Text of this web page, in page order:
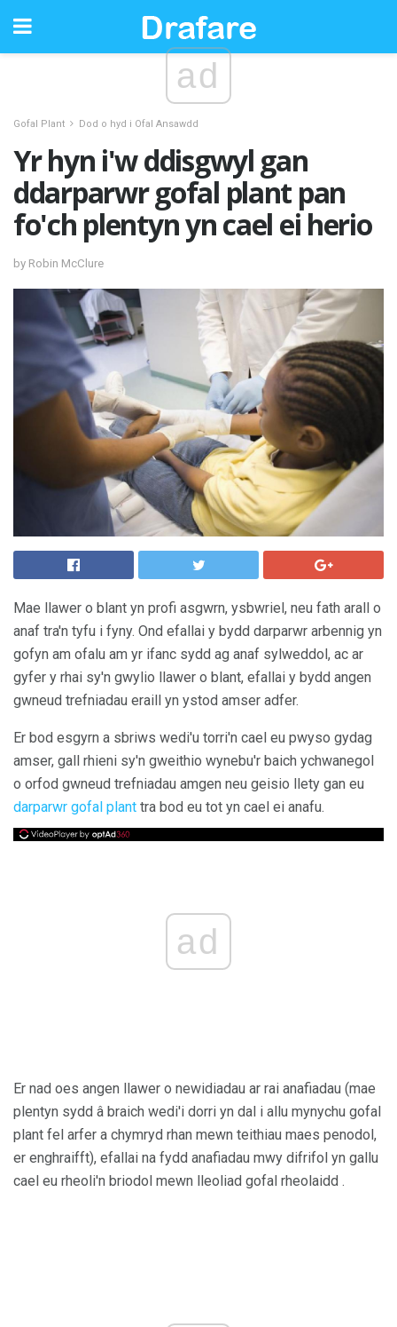
ad
Gofal Plant Dod o hyd i Ofal Ansawdd
Yr hyn i'w ddisgwyl gan
ddarparwr gofal plant pan
fo'ch plentyn yn cael ei herio
by Robin McClure
Mae llawer o blant yn profi asgwrn, ysbwriel, neu fath arall o
anaf tra'n tyfu i fyny. Ond efallai y bydd darparwr arbennig yn
gofyn am ofalu am yr ifanc sydd ag anaf sylweddol, ac ar
gyfer y rhai sy'n gwylio llawer o blant, efallai y bydd angen
gwneud trefniadau eraill yn ystod amser adfer.
Er bod esgyrn a sbriws wedi'u torri'n cael eu pwyso gydag
amser, gall rhieni sy'n gweithio wynebu'r baich ychwanegol
o orfod gwneud trefniadau amgen neu geisio llety gan eu
darparwr gofal plant tra bod eu tot yn cael ei anafu.
ad
Er nad oes angen llawer o newidiadau ar rai anafiadau (mae
plentyn sydd â braich wedi'i dorri yn dal i allu mynychu gofal
plant fel arfer a chymryd rhan mewn teithiau maes penodol,
er enghraifft), efallai na fydd anafiadau mwy difrifol yn gallu
cael eu rheoli'n briodol mewn lleoliad gofal rheolaidd .